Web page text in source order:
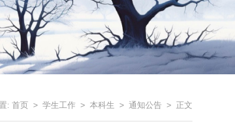
: 首页 > 学生工作 > 本科生 > 通知公告 > 正文